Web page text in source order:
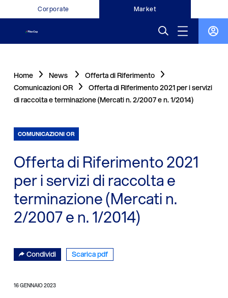
Corporate Market
Home News
Offerta di Riferimento
Comunicazioni OR
Offerta di Riferimento 2021 per i servizi
di raccolta e terminazione (Mercati n. 2/2007 e n. 1/2014)
COMUNICAZIONI OR
Offerta di Riferimento 2021
per i servizi di raccolta e
terminazione (Mercati n.
2/2007 e n. 1/2014)
Condividi Scarica pdf
16 GENNAIO 2023